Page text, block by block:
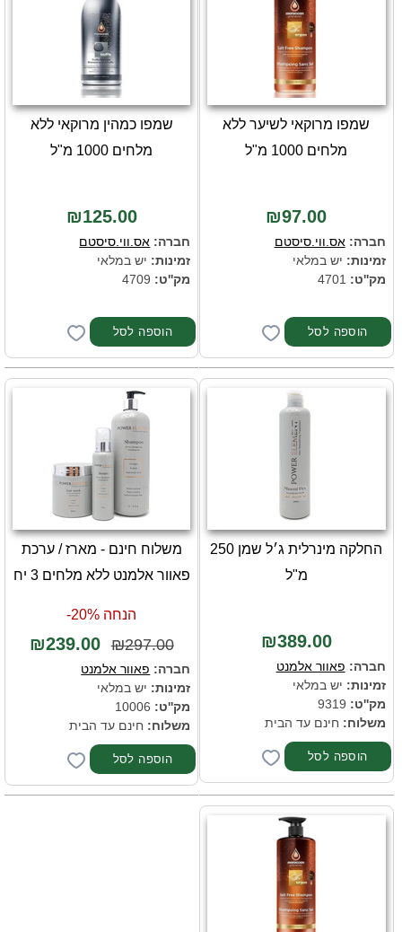
שמפו מרוקאי לשיער ללא
מלחים 1000 מ"ל
₪97.00
חברה:אס.ווי.סיסטם
זמינות: יש במלאי
מק''ט:
שמפו כמהין מרוקאי ללא
מלחים 1000 מ"ל
₪125.00
חברה: אס.ווי.סיסטם
זמינות: יש במלאי
מק''ט:
החלקה מינרלית ג׳ל שמן 250
מ"ל
₪389.00
חברה: פאוור אלמנט
זמינות: יש במלאי
מק''ט:
משלוח: חינם עד הבית
משלוח חינם - מארז / ערכת
פאוור אלמנט ללא מלחים 3 יח
הנחה 20%-
₪297.00
₪239.00
חברה: פאוור אלמנט
זמינות: יש במלאי
מק''ט:
משלוח: חינם עד הבית